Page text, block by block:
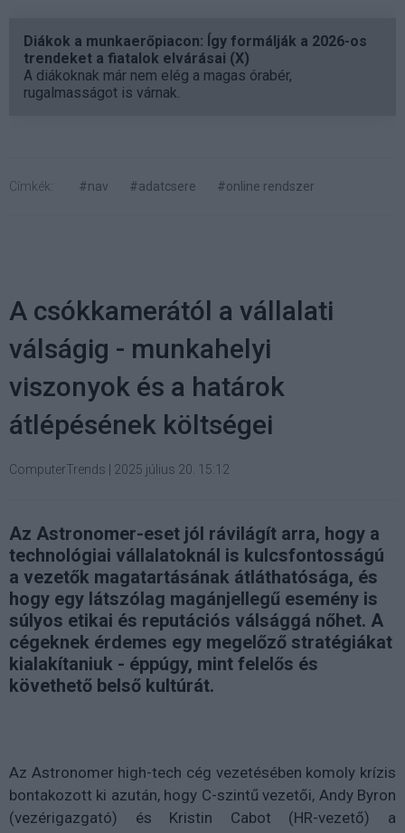
Diákok a munkaerőpiacon: Így formálják a 2026-os
trendeket a fiatalok elvárásai (X)
A diákoknak már nem elég a magas órabér,
rugalmasságot is várnak.
Címkék: #nav #adatcsere #online rendszer
A csókkamerától a vállalati
válságig - munkahelyi
viszonyok és a határok
átlépésének költségei
ComputerTrends 2025 július 20. 15:12
Az Astronomer-eset jól rávilágít arra, hogy a
technológiai vállalatoknál is kulcsfontosságú
a vezetők magatartásának átláthatósága, és
hogy egy látszólag magánjellegű esemény is
súlyos etikai és reputációs válsággá nőhet. A
cégeknek érdemes egy megelőző stratégiákat
kialakítaniuk - éppúgy, mint felelős és
követhető belső kultúrát.
Az Astronomer high-tech cég vezetésében komoly krízis
bontakozott ki azután, hogy C-szintű vezetői, Andy Byron
(vezérigazgató) és Kristin Cabot (HR-vezető) a